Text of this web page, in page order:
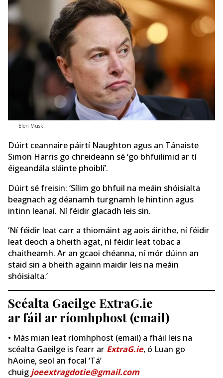
Elon Musk
Dúirt ceannaire páirtí Naughton agus an Tánaiste
Simon Harris go chreideann sé ‘go bhfuilimid ar tí
éigeandála sláinte phoiblí’.
Dúirt sé freisin: ‘Sílim go bhfuil na meáin shóisialta
beagnach ag déanamh turgnamh le hintinn agus
intinn leanaí. Ní féidir glacadh leis sin.
‘Ní féidir leat carr a thiomáint ag aois áirithe, ní féidir
leat deoch a bheith agat, ní féidir leat tobac a
chaitheamh. Ar an gcaoi chéanna, ní mór dúinn an
staid sin a bheith againn maidir leis na meáin
shóisialta.’
Scéalta Gaeilge ExtraG.ie
ar fáil ar ríomhphost (email)
• Más mian leat ríomhphost (email) a fháil leis na
scéalta Gaeilge is fearr ar ExtraG.ie, ó Luan go
hAoine, seol an focal ‘Tá’
chuig joeextragdotie@gmail.com